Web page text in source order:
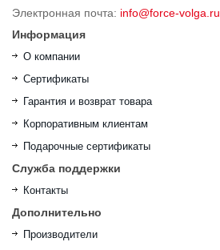
Электронная почта: info@force-volga.ru
Информация
О компании
Сертификаты
Гарантия и возврат товара
Корпоративным клиентам
Подарочные сертификаты
Служба поддержки
Контакты
Дополнительно
Производители